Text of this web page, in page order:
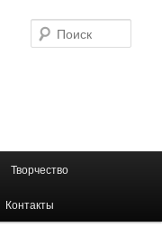
Творчество
Контакты